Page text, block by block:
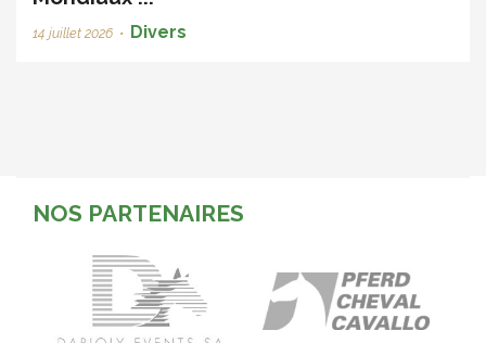
14 juillet 2026 • Divers
NOS PARTENAIRES